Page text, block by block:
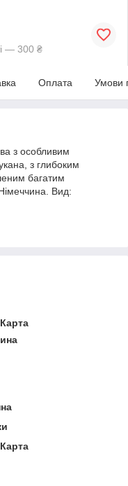
— 300 ₴
Оплата Умови
з особливим
з глибоким
багатим
Вид: